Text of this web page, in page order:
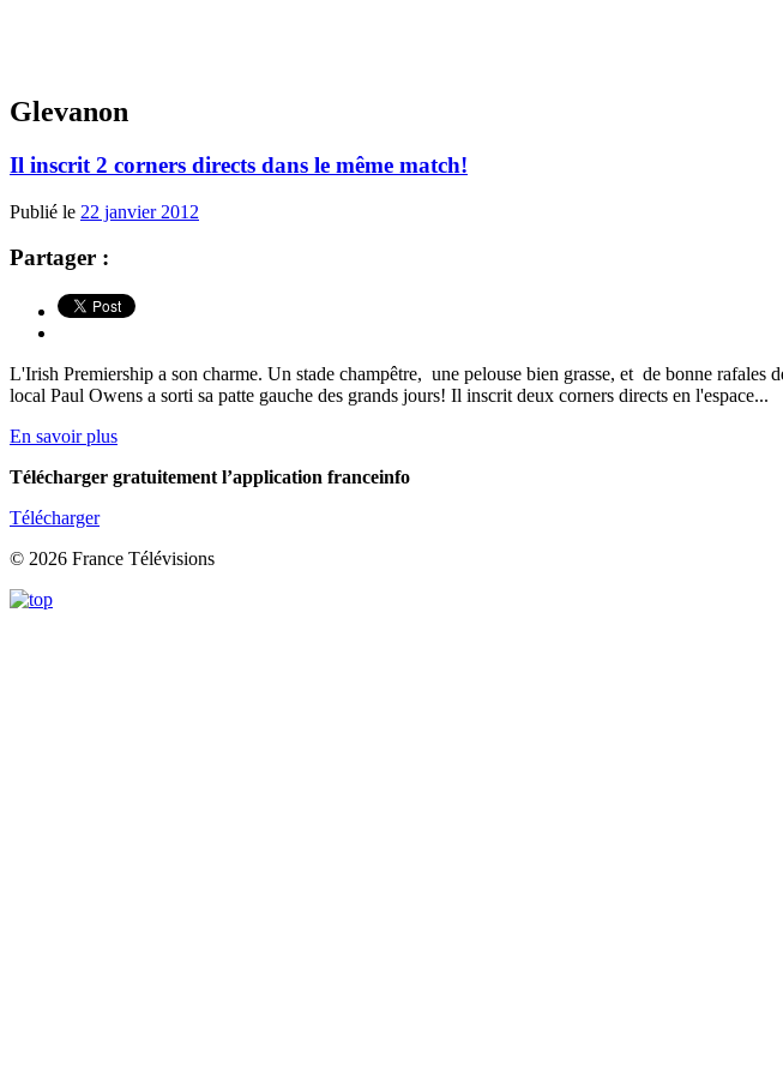
Glevanon
Il inscrit 2 corners directs dans le même match!
Publié le 22 janvier 2012
Partager :
L'Irish Premiership a son charme. Un stade champêtre, une pelouse bien grasse, et de bonne
local Paul Owens a sorti sa patte gauche des grands jours! Il inscrit deux corners directs en l'espace...
En savoir plus
Télécharger gratuitement l’application franceinfo
Télécharger
© 2026 France Télévisions